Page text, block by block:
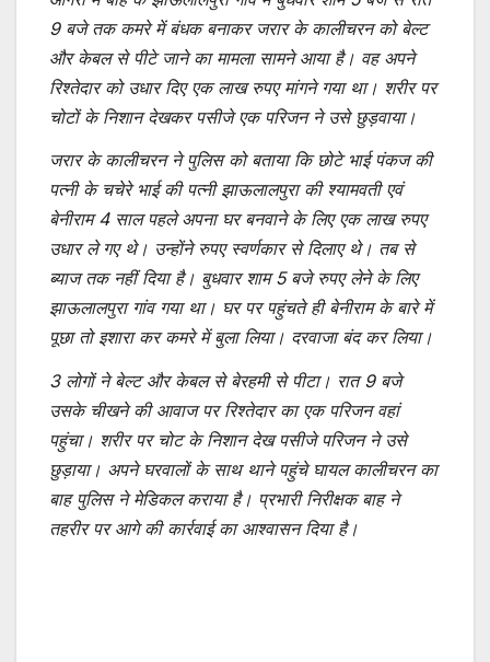
9 बजे तक कमरे में बंधक बनाकर जरार के कालीचरन को बेल्ट
और केबल से पीटे जाने का मामला सामने आया है। वह अपने
रिश्तेदार को उधार दिए एक लाख रुपए मांगने गया था। शरीर पर
चोटों के निशान देखकर पसीजे एक परिजन ने उसे छुड़वाया।
जरार के कालीचरन ने पुलिस को बताया कि छोटे भाई पंकज की
पत्नी के चचेरे भाई की पत्नी झाऊलालपुरा की श्यामवती एवं
बेनीराम 4 साल पहले अपना घर बनवाने के लिए एक लाख रुपए
उधार ले गए थे। उन्होंने रुपए स्वर्णकार से दिलाए थे। तब से
ब्याज तक नहीं दिया है। बुधवार शाम 5 बजे रुपए लेने के लिए
झाऊलालपुरा गांव गया था। घर पर पहुंचते ही बेनीराम के बारे में
पूछा तो इशारा कर कमरे में बुला लिया। दरवाजा बंद कर लिया।
3 लोगों ने बेल्ट और केबल से बेरहमी से पीटा। रात 9 बजे
उसके चीखने की आवाज पर रिश्तेदार का एक परिजन वहां
पहुंचा। शरीर पर चोट के निशान देख पसीजे परिजन ने उसे
छुड़ाया। अपने घरवालों के साथ थाने पहुंचे घायल कालीचरन का
बाह पुलिस ने मेडिकल कराया है। प्रभारी निरीक्षक बाह ने
तहरीर पर आगे की कार्रवाई का आश्वासन दिया है।